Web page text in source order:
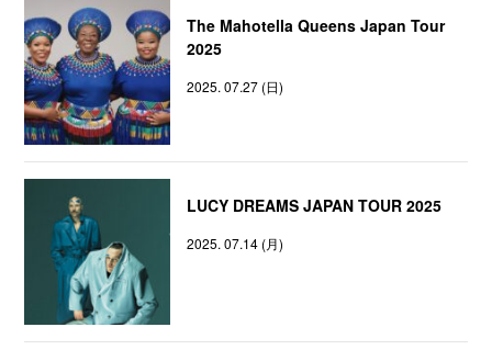
The Mahotella Queens Japan Tour
2025
2025. 07.27 (日)
LUCY DREAMS JAPAN TOUR 2025
2025. 07.14 (月)